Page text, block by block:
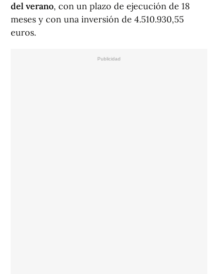
del verano, con un plazo de ejecución de 18
meses y con una inversión de 4.510.930,55
euros.